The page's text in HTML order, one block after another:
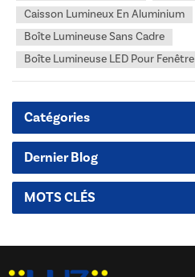
Caisson Lumineux En Aluminium
Boîte Lumineuse Sans Cadre
Boîte Lumineuse LED Pour Fenêtre
Catégories
Dernier Blog
MOTS CLÉS